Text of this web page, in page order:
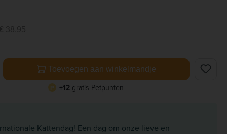
Voer de gewenste hoeveelheid in of gebruik de
Toevoegen aan winkelmandje
P +12gratis Petpunten
Kattendag! Een dag om onze lieve en